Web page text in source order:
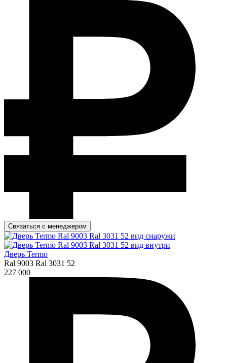
Связаться с менеджером
Дверь Termo
Ral 9003 Ral 3031 52
227 000